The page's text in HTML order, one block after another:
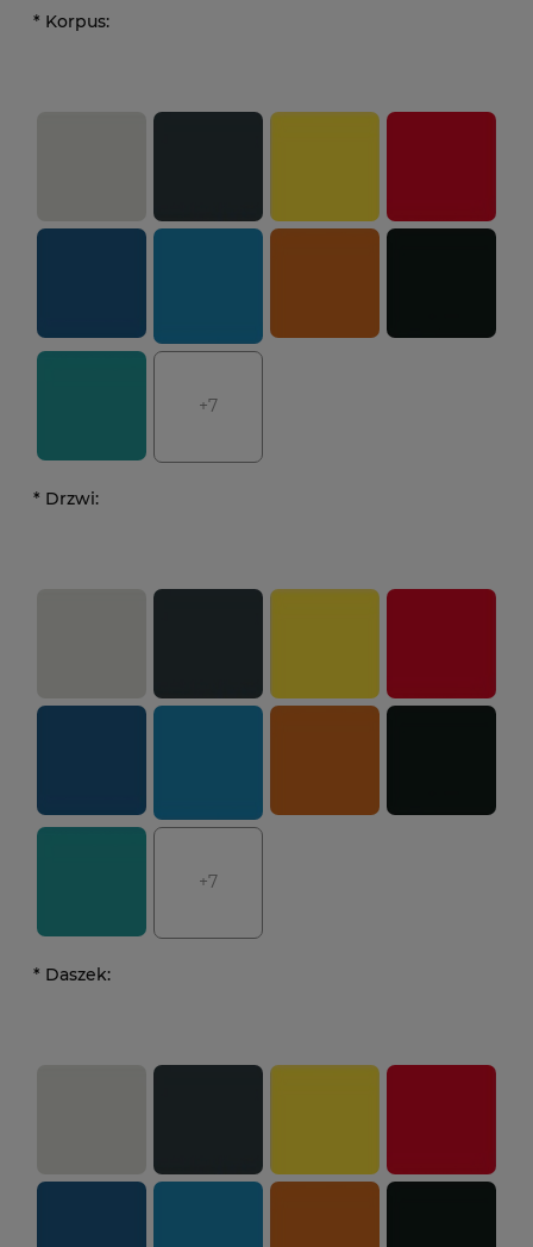
* Korpus:
+7
* Drzwi:
+7
* Daszek: